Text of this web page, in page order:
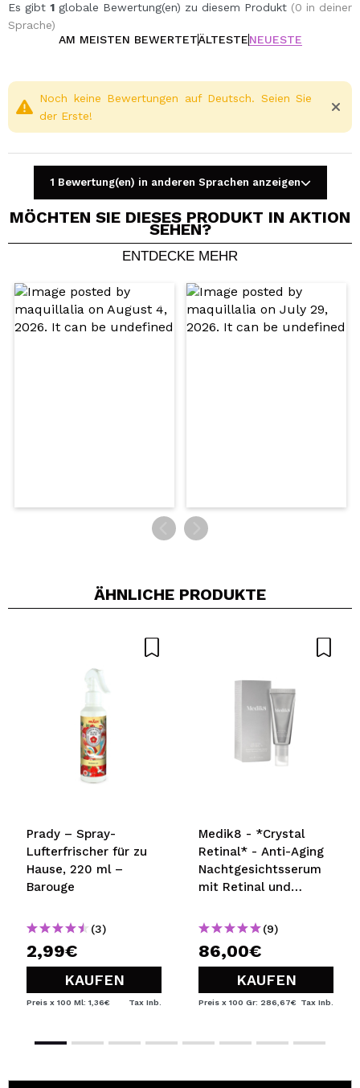
hinzufügen, desto berauschender wird das
Geruchserlebnis!
Sie Ihren Favoriten.
Es gibt 1 globale Bewertung(en) zu diesem Produkt (0 in deiner
Sprache)
AM MEISTEN BEWERTETÄLTESTENEUESTE
Ein Video oder Foto teilen
Dein Video könnte das erste sein. Stell es dir vor...
Würden Sie diesen Kauf empfehlen? Ja Nein
Noch keine Bewertungen auf Deutsch. Seien Sie
der Erste!
1 Bewertung(en) in anderen Sprachen anzeigen
MÖCHTEN SIE DIESES PRODUKT IN AKTION
SEHEN?
ENTDECKE MEHR
ÄHNLICHE PRODUKTE
Prady – Spray-
Lufterfrischer für zu
Hause, 220 ml –
Barouge
(3)
2,99€
KAUFEN
Preis x 100 Ml: 1,36€ Tax Inb.
Medik8 - *Crystal
Retinal* - Anti-Aging
Nachtgesichtsserum
mit Retinal und
A Crystal Retinal 6
(9)
86,00€
KAUFEN
Preis x 100 Gr: 286,67€ Tax Inb.